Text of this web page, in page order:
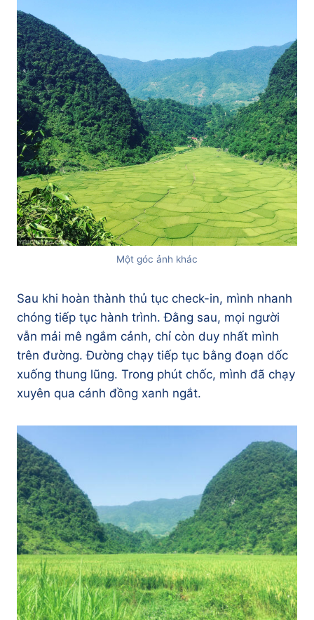
Một góc ảnh khác
Sau khi hoàn thành thủ tục check-in, mình nhanh
chóng tiếp tục hành trình. Đằng sau, mọi người
vẫn mải mê ngắm cảnh, chỉ còn duy nhất mình
trên đường. Đường chạy tiếp tục bằng đoạn dốc
xuống thung lũng. Trong phút chốc, mình đã chạy
xuyên qua cánh đồng xanh ngắt.